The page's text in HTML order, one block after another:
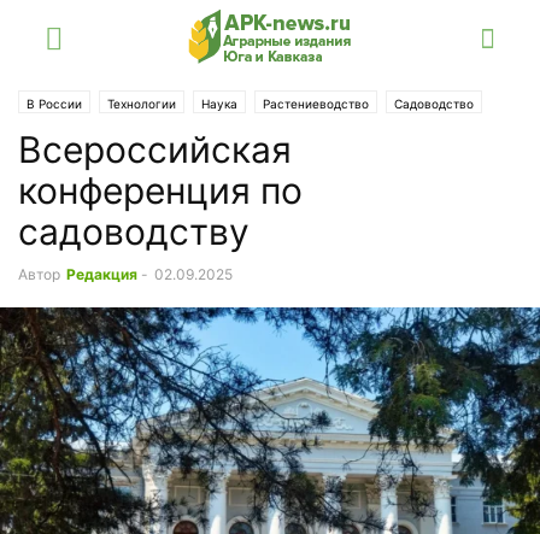
В России Технологии Наука Растениеводство Садоводство
Событие
Всероссийская
конференция по
садоводству
Автор Редакция - 02.09.2025